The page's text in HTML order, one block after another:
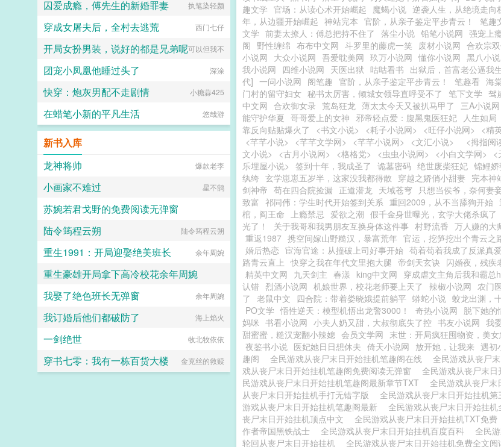
趣文学 官场：从读心术开始崛起 魔蝎小说 逆袭人生，从绝境走向
年，从边疆开始崛起 神站完本 官阶，从亲子鉴定平步青云！ 笔趣
文学 前妻太撩人：傅总把持不住了 落尘小说 铅笔小说网 强宠上
阁 野性缠绵 布布中文网 斗罗里的藤虎一笑 废材小说网 合欢宗
小说网 大众小说网 吾爱耽美网 玖万小说网 懂你小说网 黑八小
我小说网 四维小说网 天医出狱 咕咕看书 出狱后，首富老公逼我
代] 一问小说网 阁笔趣 官阶，从亲子鉴定平步青云！ 笔趣看 海
门村的留守妇女 秘书太厉害，倾城女领导直呼受不了 笔下文学 驾
中文网 合欢御女录 荒岛狂龙 薄太太今天又被扒马甲了 三A小说网
能守护华夏 哥哥爱上的女神 邪帝轻点爱：腹黑鬼医狂妃 人生如局
靠反向贴贴爆火了
<书文小说> <耗子小说网> <旺仔小说网> <精
<芊芊小说>
<芊芊文学网> <芊芊小说网> <文汇小说> <拇指阅
文小说>
<古月小说网> <格格党> <虫虫小说网> <小白文学网> <
乐埋屋小说> 签到十年，我成圣了 诡墓密码 绝世废柴狂妃 锦鲤
纨绔 玄学崽崽五岁半，这家没我都得散 穿越之娇俏小甜妻 完本神
剑神帝 苟在四合院捡漏 正道潜龙 天域苍穹 只想当侯爷，奈何妻
致富 祁同伟：学生时代开始签到关系 重回2009，从不当舔狗开始
棺，阎王命
上瘾禁忌 爱欲之潮 假千金身世曝光，玄学大佬杀疯了
光了！
关于我哥和我男朋友互换身体这件事 村野流香 万人嫌的大
重返1987 携空间嫁山野糙汉，暴富荒年 官运，挖笋挖出个青云之
婚后热恋 宦海官途：从撞破上司好事开始 苟着苟着我成了反派真爱
路青云直上 快穿之我在年代文里抱大腿 帝剑天玄诀 闪婚夜，残疾
精英中文网 九天剑主 春漾 king中文网 穿成虐文主角后我和霸总
认错 烈酒小说网 机娘世界，校花老师要上天了 辣椒小说网 农门
了
老鼠中文 四合院：带着娄晓娥提前躺平 蟒蛇小说 蛟龙出渊，
PO文学 悟性逆天：模型机悟出龙警3000！ 奇热小说网 脱下她的
妈咪 书看小说网 小夫人奶又甜，大叔彻底失了控 书友小说网 我
甜蜜蜜，糙汉宠翻小辣媳 会员文学网 末世：开局疯狂囤物资，美女
夜鉴书小说 医妃她日日想休夫 倚天小说网 放开她，让我来 遇初
趣阁
全民游戏从丧尸末日开始挂机笔趣阁在线 全民游戏从丧尸
戏从丧尸末日开始挂机笔趣阁免费阅读无弹窗
全民游戏从丧尸末
民游戏从丧尸末日开始挂机笔趣阁最新章节TXT
全民游戏从丧尸末
从丧尸末日开始挂机手打无错字版
全民游戏从丧尸末日开始挂机第
游戏从丧尸末日开始挂机笔趣阁最新
全民游戏从丧尸末日开始挂机
丧尸末日开始挂机顶点中文
全民游戏从丧尸末日开始挂机TXT免费
作者帝国黑铁战士
全民游戏从丧尸末日开始挂机百度百科 全民
轮回从丧尸末日开始挂机
全民游戏从丧尸末日开始挂机免费全文阅
囚爱成瘾，傅先生的新婚罪妻 执笔染轻颜
穿成女屠夫后，全村去逃荒 西门七仔
开局女扮男装，说好的都是兄弟呢可以但我不
团宠小凤凰他睡过头了 深涂
快穿：炮灰男配不走剧情 小糖蒜425
在蜡笔小新的平凡生活 悠哉游
新书入库
龙神将帅
爆款老李
小画家不难过 星不鹄
苏婉若君戈野的免费阅读无弹窗
恶毒女配，外挂是七个哥哥
陆令筠程云朔 陆令筠程云朔
重生1991：开局迎娶绝美班长 余年周婉
重生豪雄开局拿下高冷校花余年周婉
余年廖凌
我娶了绝色班长无弹窗 余年周婉
我订婚后他们都破防了 海上焰火
一剑绝世 牧北牧依依
穿书七零：我有一栋百货大楼 金克丝的救赎